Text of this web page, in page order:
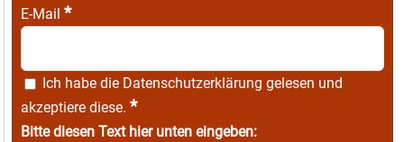
E-Mail *
Ich habe die Datenschutzerklärung gelesen und
akzeptiere diese. *
Bitte diesen Text hier unten eingeben: